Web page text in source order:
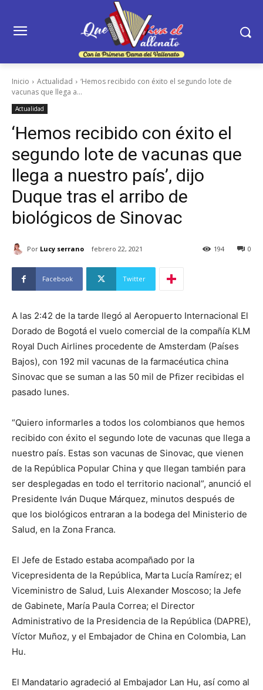
Inicio Actualidad
‘Hemos recibido con éxito el segundo lote de
vacunas que llega a...
Actualidad
‘Hemos recibido con éxito el
segundo lote de vacunas que
llega a nuestro país’, dijo
Duque tras el arribo de
biológicos de Sinovac
Por Lucy serrano febrero 22, 2021 0
194
Facebook Twitter
A las 2:42 de la tarde llegó al Aeropuerto Internacional El
Dorado de Bogotá el vuelo comercial de la compañía KLM
Royal Duch Airlines procedente de Amsterdam (Países
Bajos), con 192 mil vacunas de la farmacéutica china
Sinovac que se suman a las 50 mil de Pfizer recibidas el
pasado lunes.
“Quiero informarles a todos los colombianos que hemos
recibido con éxito el segundo lote de vacunas que llega a
nuestro país. Estas son vacunas de Sinovac, que vienen
de la República Popular China y que llegan también para
ser desplegadas en todo el territorio nacional”, anunció el
Presidente Iván Duque Márquez, minutos después de
que los biológicos entraran a la bodega del Ministerio de
Salud, en la Zona Franca.
El Jefe de Estado estaba acompañado por la
Vicepresidenta de la República, Marta Lucía Ramírez; el
Viceministro de Salud, Luis Alexander Moscoso; la Jefe
de Gabinete, María Paula Correa; el Director
Administrativo de la Presidencia de la República (DAPRE),
Víctor Muñoz, y el Embajador de China en Colombia, Lan
Hu.
El Mandatario agradeció al Embajador Lan Hu, así como al